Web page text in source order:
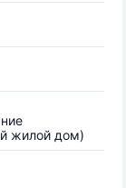
жилой дом)